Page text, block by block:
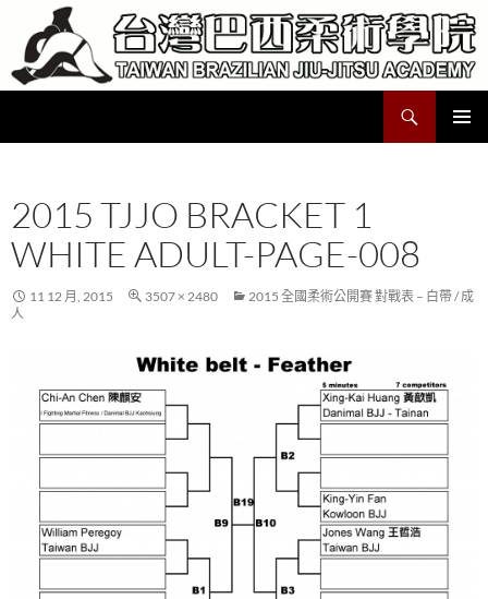
要
容
2015 TJJO BRACKET 1
WHITE ADULT-PAGE-008
11 12 月, 2015 3507 × 2480
2015 全國柔術公開賽 對戰表 – 白帶 / 成
人